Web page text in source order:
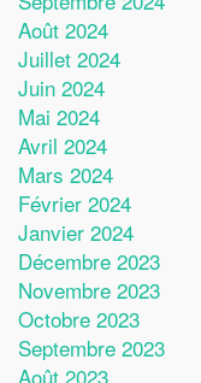
Août 2024
Juillet 2024
Juin 2024
Mai 2024
Avril 2024
Mars 2024
Février 2024
Janvier 2024
Décembre 2023
Novembre 2023
Octobre 2023
Septembre 2023
Août 2023